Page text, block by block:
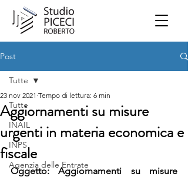
Post
Tutte
INAIL
INPS
Agenzia delle Entrate
Tutte
Aggiornamenti su misure
urgenti in materia economica e
fiscale
23 nov 2021 Tempo di lettura: 6 min
Oggetto: Aggiornamenti su misure